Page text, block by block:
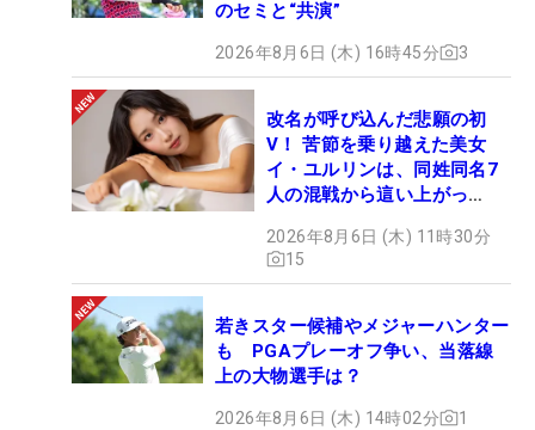
のセミと“共演”
2026年8月6日 (木) 16時45分 3
改名が呼び込んだ悲願の初
V！ 苦節を乗り越えた美女
イ・ユルリンは、同姓同名7
人の混戦から這い上がっ
2026年8月6日 (木) 11時30分
15
若きスター候補やメジャーハンター
も PGAプレーオフ争い、当落線
上の大物選手は？
2026年8月6日 (木) 14時02分 1